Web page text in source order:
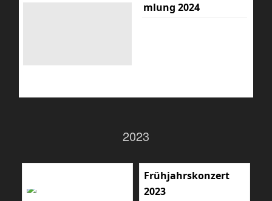
mlung 2024
2023
Frühjahrskonzert
2023